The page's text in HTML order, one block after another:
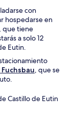
con
hospedarse en
, que tiene
a solo 12
Eutin.
, que se
Castillo de Eutin